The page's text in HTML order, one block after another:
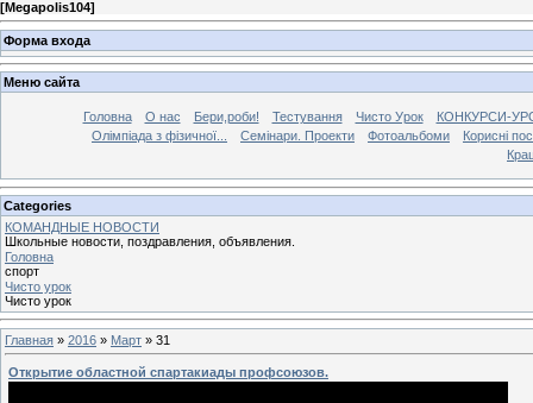
[Megapolis104]
Форма входа
Меню сайта
Головна О нас Бери,роби! Тестування Чисто Урок
КОНКУРСИ-
Олімпіада з фізичної...
Семінари. Проекти Фотоальбоми
Корисні
Categories
КОМАНДНЫЕ НОВОСТИ
Школьные новости, поздравления, объявления.
Головна
спорт
Чисто урок
Чисто урок
Главная » 2016 » Март » 31
Открытие областной спартакиады профсоюзов.